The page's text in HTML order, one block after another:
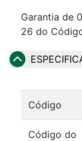
Garantia de
26 do
Código
Código do